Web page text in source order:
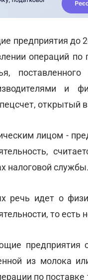
предприятия до
операций по
и
открытый
лицом -
налоговой службы.
речь идет о
то
предприятия
из молока
по